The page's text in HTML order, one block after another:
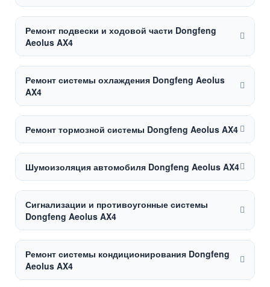
Ремонт подвески и ходовой части Dongfeng
Aeolus AX4
Ремонт системы охлаждения Dongfeng Aeolus
AX4
Ремонт тормозной системы Dongfeng Aeolus AX4
Шумоизоляция автомобиля Dongfeng Aeolus AX4
Сигнализации и противоугонные системы
Dongfeng Aeolus AX4
Ремонт системы кондиционирования Dongfeng
Aeolus AX4